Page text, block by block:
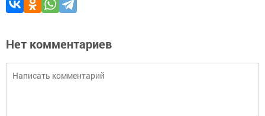
Нет комментариев